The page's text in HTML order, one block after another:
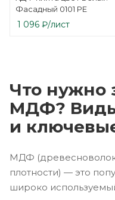
Фасадный 0101 PE
1 096 ₽/лист
Что нужно
МДФ?
и
МДФ
плотности) — это
широко